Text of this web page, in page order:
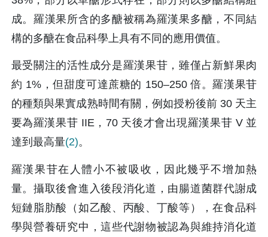
成。羅漢果所含的多醣被稱為羅漢果多醣，不同結
構的多醣在食品科學上具有不同的應用價值。
最受關注的活性成分是羅漢果苷，雖僅占新鮮果肉
約 1%，但甜度可達蔗糖的 150–250 倍。羅漢果苷
的種類與果實成熟時間有關，例如授粉後前 30 天主
要為羅漢果苷 IIE，70 天後才會出現羅漢果苷 V 並
達到最高量(2)。
羅漢果苷在人體小不被吸收，因此幾乎不增加熱
量。攝取後會進入後段消化道，由腸道菌群代謝成
短鏈脂肪酸（如乙酸、丙酸、丁酸等），在食品科
學與營養研究中，這些代謝物被認為與維持消化道